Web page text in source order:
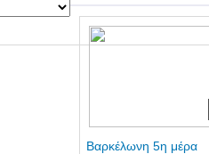
Βαρκέλωνη 5η μέρα